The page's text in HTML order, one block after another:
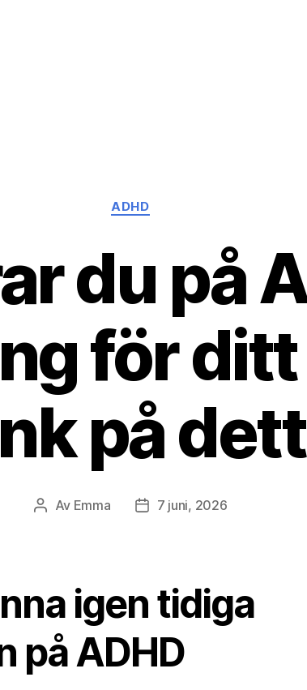
Kategorier
ADHD
du på
för
på
Inläggsförfattare
Av Emma Inläggsdatum
7 juni, 2026
igen tidiga
på ADHD